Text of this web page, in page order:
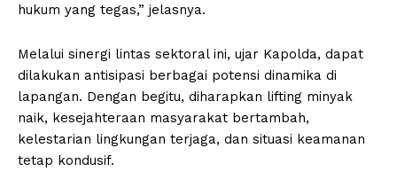
hukum yang tegas,” jelasnya.
Melalui sinergi lintas sektoral ini, ujar Kapolda, dapat
dilakukan antisipasi berbagai potensi dinamika di
lapangan. Dengan begitu, diharapkan lifting minyak
naik, kesejahteraan masyarakat bertambah,
kelestarian lingkungan terjaga, dan situasi keamanan
tetap kondusif.